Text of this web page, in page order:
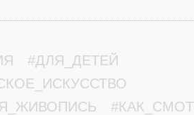
#ДЛЯ_ДЕТЕЙ